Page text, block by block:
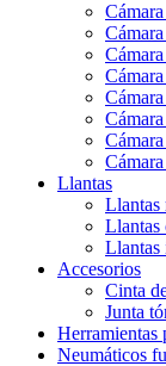
Llantas
Llantas
Llantas
Llantas
Accesorios
Cinta
Junta
Herramientas
Neumáticos